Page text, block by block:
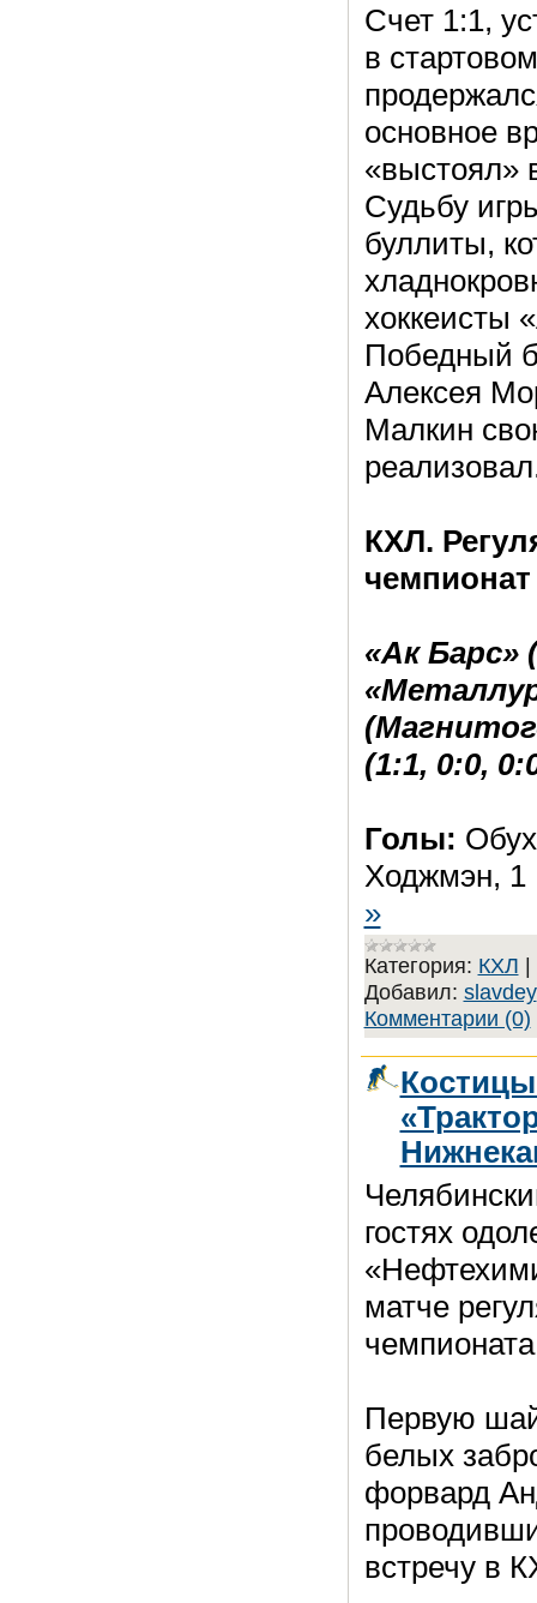
Счет 1:1,
в
основное
«выстоял»
Судьбу
буллиты,
хоккеисты
Победный
Алексея
Малкин
КХЛ.
чемпионат
«Ак Барс»
(1:1, 0:0,
Голы:
Ходжмэн, 1
»
Категория: КХЛ |
Добавил: slavdey
Комментарии (0)
гостях
матче
Первую
белых
форвард
встречу в